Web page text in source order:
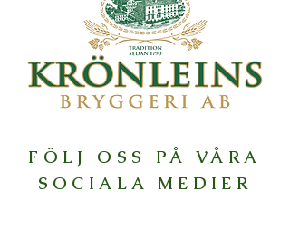
FÖLJ OSS PÅ VÅRA
SOCIALA MEDIER